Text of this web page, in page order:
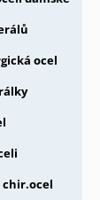
ocel
chir.ocel